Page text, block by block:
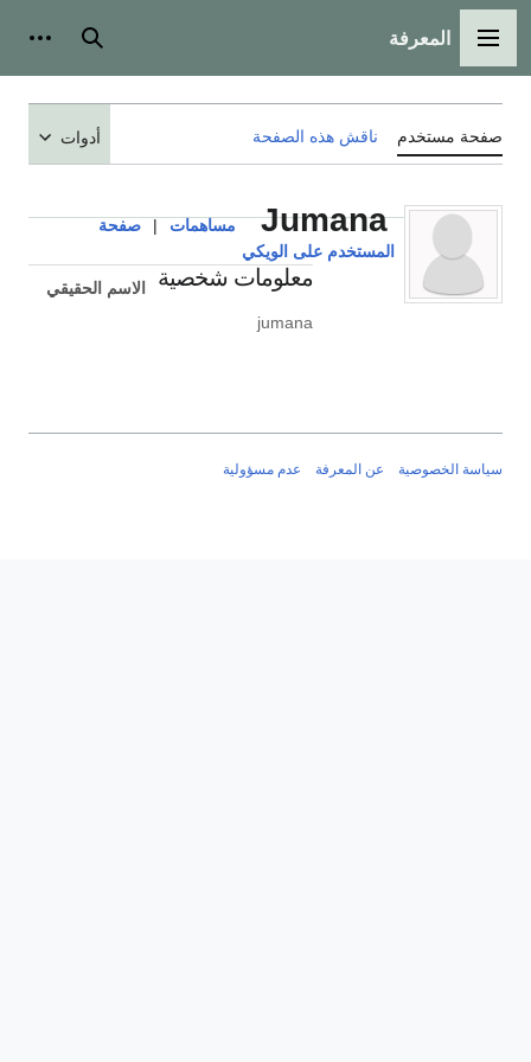
القائمة الرئيسية
المعرفة بحث
صفحة مستخدم ناقش هذه الصفحة أدوات
Jumana مساهمات |
صفحة
المستخدم على الويكي
معلومات شخصية
الاسم الحقيقي
jumana
سياسة الخصوصية عن المعرفة عدم مسؤولية